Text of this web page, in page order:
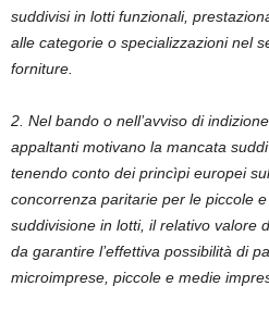
suddivisi in lotti funzionali,
alle categorie o specializzazioni nel
forniture.
2. Nel bando o nell’avviso di
appaltanti motivano la mancata
tenendo conto dei princìpi europei
concorrenza paritarie per le piccole
suddivisione in lotti, il relativo valore
da garantire l’effettiva possibilità di
microimprese, piccole e medie